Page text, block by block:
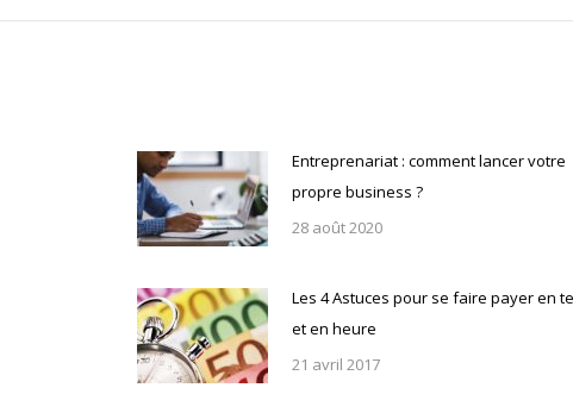
:
Entreprenariat : comment lancer votre
propre business ?
28 août 2020
Les 4 Astuces pour se faire payer en
et en heure
21 avril 2017